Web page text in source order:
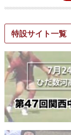
特設サイト一覧